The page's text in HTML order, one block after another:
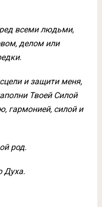
всеми людьми,
делом или
и защити меня,
Твоей Силой
гармонией, силой и
род.
Духа.